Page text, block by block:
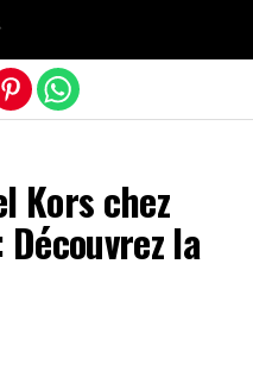
Kors chez
la
mobile